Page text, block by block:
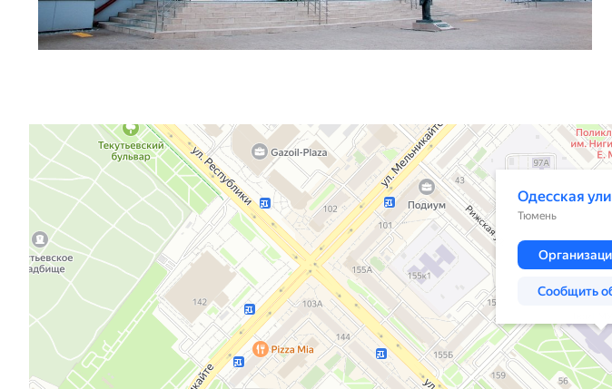
Тюмень
Одесская улица, 54 — Яндекс.Карты